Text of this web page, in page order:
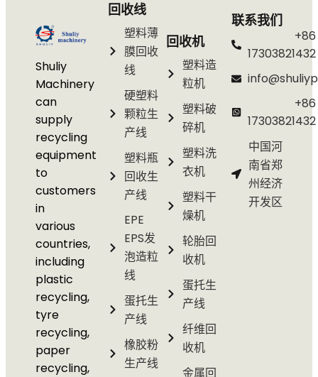
Shuliy
Machinery
can
supply
recycling
equipment
to
customers
in
various
countries,
including
plastic
recycling,
tyre
recycling,
paper
recycling,
回收线
塑料薄
膜回收
线
硬塑料
颗粒生
产线
塑料瓶
回收生
产线
EPE
EPS发
泡造粒
线
蛋托生
产线
橡胶粉
生产线
回收机
塑料造
粒机
塑料破
碎机
塑料洗
衣机
塑料干
燥机
轮胎回
收机
蛋托生
产线
纤维回
收机
金属回
联系我们
+86
17303821432
+86
17303821432
中国河
南省郑
州经济
开发区